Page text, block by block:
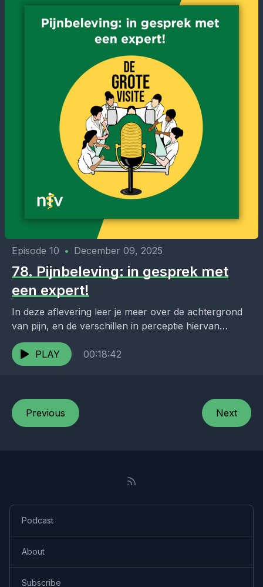
Episode 10 • December 09, 2025
78. Pijnbeleving: in gesprek met
een expert!
In deze aflevering leer je meer over de achtergrond
van pijn, en de verschillen in perceptie hiervan
tussen patiënten. We spreken met
neurowetenschapper Esmeralda...
PLAY 00:18:42
Previous Next
Podcast
About
Subscribe